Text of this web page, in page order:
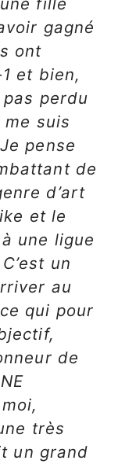
gagné
ont
et bien,
pas perdu
suis
pense
de
d’art
et le
une ligue
un
au
qui pour
de
très
un grand